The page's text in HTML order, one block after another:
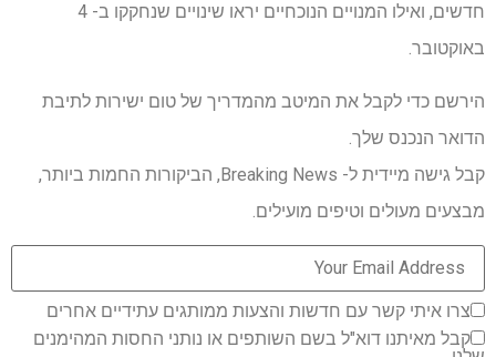
חדשים, ואילו המנויים הנוכחיים יראו שינויים שנחקקו ב- 4
באוקטובר.
הירשם כדי לקבל את המיטב מהמדריך של טום ישירות לתיבת
הדואר הנכנס שלך.
קבל גישה מיידית ל- Breaking News, הביקורות החמות ביותר,
מבצעים מעולים וטיפים מועילים.
צרו איתי קשר עם חדשות והצעות ממותגים עתידיים אחרים
קבל מאיתנו דוא"ל בשם השותפים או נותני החסות המהימנים